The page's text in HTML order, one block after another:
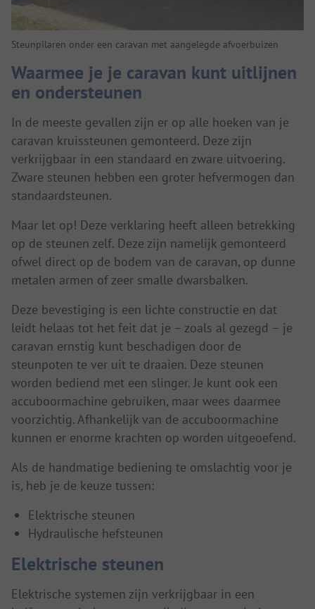
Steunpilaren onder een caravan met aangelegde afvoerbuizen
Waarmee je je caravan kunt uitlijnen
en ondersteunen
In de meeste gevallen zijn er op alle hoeken van je
caravan kruissteunen gemonteerd. Deze zijn
verkrijgbaar in een standaard en zware uitvoering.
Zware steunen hebben een groter hefvermogen dan
standaardsteunen.
Maar let op! Deze verklaring heeft alleen betrekking
op de steunen zelf. Deze zijn namelijk gemonteerd
ofwel direct op de bodem van de caravan, op dunne
metalen armen of zeer smalle dwarsbalken.
Deze bevestiging is een lichte constructie en dat
leidt helaas tot het feit dat je – zoals al gezegd – je
caravan ernstig kunt beschadigen door de
steunpoten te ver uit te draaien. Deze steunen
worden bediend met een slinger. Je kunt ook een
accuboormachine gebruiken, maar wees daarmee
voorzichtig. Afhankelijk van de accuboormachine
kunnen er enorme krachten op worden uitgeoefend.
Als de handmatige bediening te omslachtig voor je
is, heb je de keuze tussen:
Elektrische steunen
Hydraulische hefsteunen
Elektrische steunen
Elektrische systemen zijn verkrijgbaar in een